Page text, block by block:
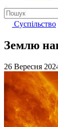
Суспільство
Землю
26 Вересня